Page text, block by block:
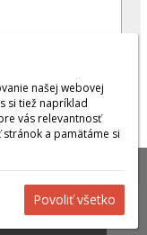
osobných
Pridať
|Prihlásiť
služieb
Viac
✖
našej webovej
si tiež napríklad
vás relevantnosť
a pamätáme si
Povoliť všetko